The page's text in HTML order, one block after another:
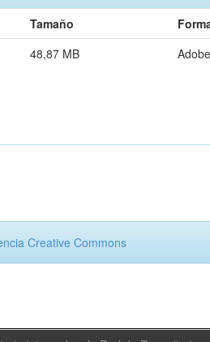
Tamaño
48,87 MB
Creative Commons